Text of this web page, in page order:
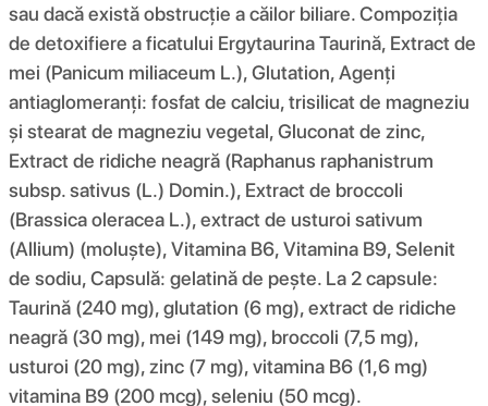
sau dacă există obstrucție a căilor biliare. Compoziția
de detoxifiere a ficatului Ergytaurina Taurină, Extract de
mei (Panicum miliaceum L.), Glutation, Agenți
antiaglomeranți: fosfat de calciu, trisilicat de magneziu
și stearat de magneziu vegetal, Gluconat de zinc,
Extract de ridiche neagră (Raphanus raphanistrum
subsp. sativus (L.) Domin.), Extract de broccoli
(Brassica oleracea L.), extract de usturoi sativum
(Allium) (moluște), Vitamina B6, Vitamina B9, Selenit
de sodiu, Capsulă: gelatină de pește. La 2 capsule:
Taurină (240 mg), glutation (6 mg), extract de ridiche
neagră (30 mg), mei (149 mg), broccoli (7,5 mg),
usturoi (20 mg), zinc (7 mg), vitamina B6 (1,6 mg)
vitamina B9 (200 mcg), seleniu (50 mcg).